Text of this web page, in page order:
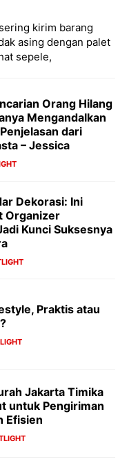
kirim barang
asing dengan palet
sepele,
Orang Hilang
Mengandalkan
dari
– Jessica
Dekorasi: Ini
Organizer
Kunci Suksesnya
Praktis atau
Jakarta Timika
untuk Pengiriman
Efisien